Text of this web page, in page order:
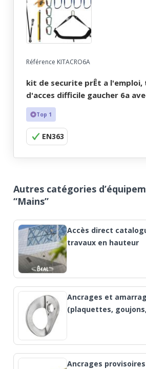
Référence KITACRO6A
kit de securite prÊt a l'emploi,
d'acces difficile gaucher 6a
taille m-xl.
Top 1
EN363
Autres catégories
“Mains”
Accès direct
travaux en hauteur
Ancrages et
(plaquettes,
Ancrages